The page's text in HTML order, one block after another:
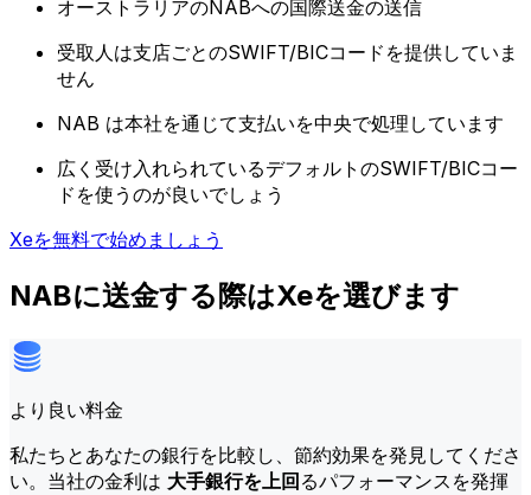
オーストラリアのNABへの国際送金の送信
受取人は支店ごとのSWIFT/BICコードを提供していま
せん
NAB は本社を通じて支払いを中央で処理しています
広く受け入れられているデフォルトのSWIFT/BICコー
ドを使うのが良いでしょう
Xeを無料で始めましょう
NABに送金する際はXeを選びます
より良い料金
私たちとあなたの銀行を比較し、節約効果を発見してくださ
い。当社の金利は 大手銀行を上回るパフォーマンスを発揮